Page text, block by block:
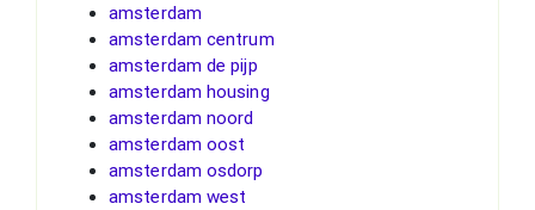
amsterdam
amsterdam centrum
amsterdam de pijp
amsterdam housing
amsterdam noord
amsterdam oost
amsterdam osdorp
amsterdam west